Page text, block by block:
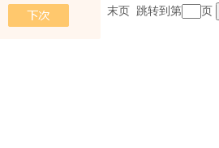
页 上一页 下一页 末页 跳转到第 页